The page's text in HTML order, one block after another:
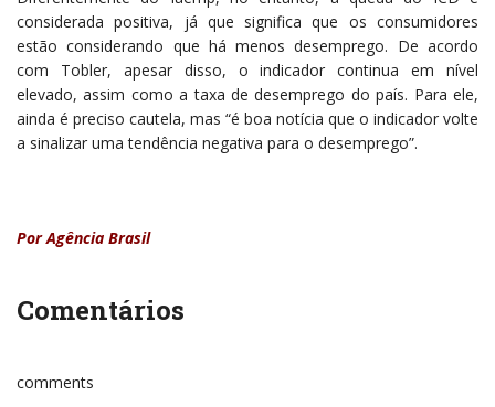
considerada positiva, já que significa que os consumidores
estão considerando que há menos desemprego. De acordo
com Tobler, apesar disso, o indicador continua em nível
elevado, assim como a taxa de desemprego do país. Para ele,
ainda é preciso cautela, mas “é boa notícia que o indicador volte
a sinalizar uma tendência negativa para o desemprego”.
Por Agência Brasil
Comentários
comments